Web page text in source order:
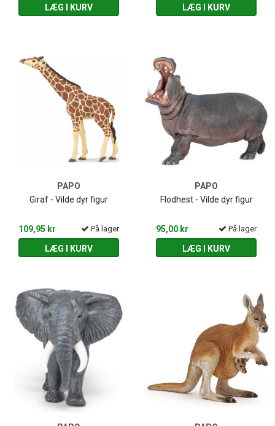
LÆG I KURV LÆG I KURV
PAPO
Giraf - Vilde dyr figur
109,95 kr På lager
LÆG I KURV
PAPO
Flodhest - Vilde dyr figur
95,00 kr På lager
LÆG I KURV